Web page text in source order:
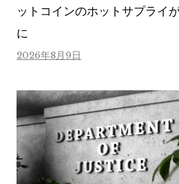
ットコインのホットサプライ
に
2026年8月9日